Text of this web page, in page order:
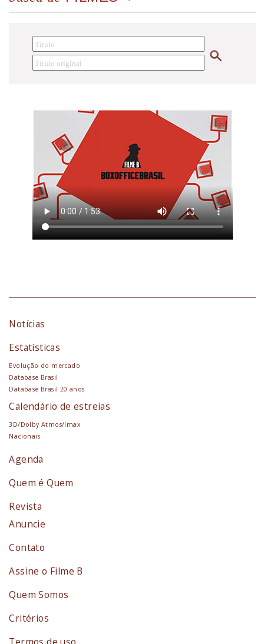
Notícias
Estatísticas
Evolução do mercado
Database Brasil
Database Brasil 20 anos
Calendário de estreias
3D/Dolby Atmos/Imax
Nacionais
Agenda
Quem é Quem
Revista
Anuncie
Contato
Assine o Filme B
Quem Somos
Critérios